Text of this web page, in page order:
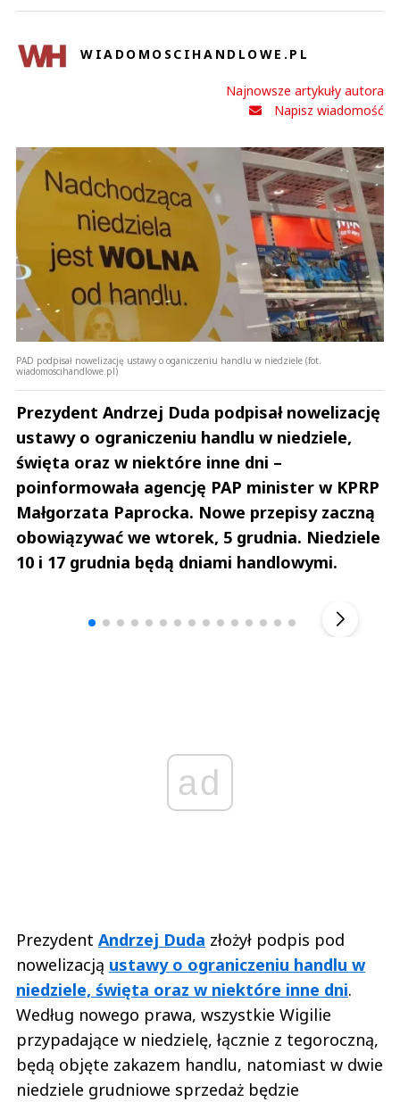
WIADOMOSCIHANDLOWE.PL
Najnowsze artykuły autora
Napisz wiadomość
PAD podpisał nowelizację ustawy o oganiczeniu handlu w niedziele (fot.
wiadomoscihandlowe.pl)
Prezydent Andrzej Duda podpisał nowelizację
ustawy o ograniczeniu handlu w niedziele,
święta oraz w niektóre inne dni –
poinformowała agencję PAP minister w KPRP
Małgorzata Paprocka. Nowe przepisy zaczną
obowiązywać we wtorek, 5 grudnia. Niedziele
10 i 17 grudnia będą dniami handlowymi.
ad
Prezydent Andrzej Duda złożył podpis pod
nowelizacją ustawy o ograniczeniu handlu w
niedziele, święta oraz w niektóre inne dni.
Według nowego prawa, wszystkie Wigilie
przypadające w niedzielę, łącznie z tegoroczną,
będą objęte zakazem handlu, natomiast w dwie
niedziele grudniowe sprzedaż będzie